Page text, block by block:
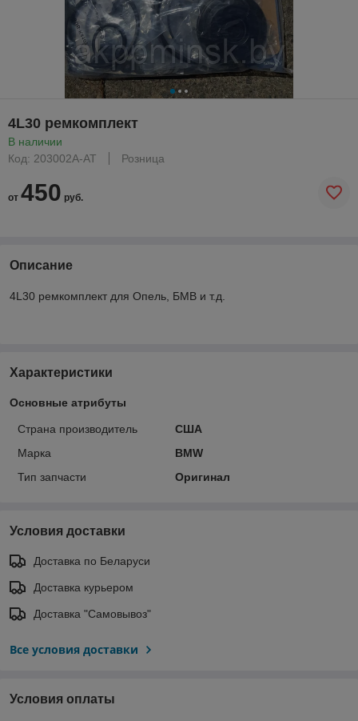
4L30 ремкомплект
В наличии
Код: 203002A-AT
Розница
от 450 руб.
Описание
4L30 ремкомплект для Опель, БМВ и т.д.
Характеристики
Основные атрибуты
Страна производитель
США
Марка
BMW
Тип запчасти
Оригинал
Условия доставки
Доставка по Беларуси
Доставка курьером
Доставка "Самовывоз"
Все условия доставки
Условия оплаты